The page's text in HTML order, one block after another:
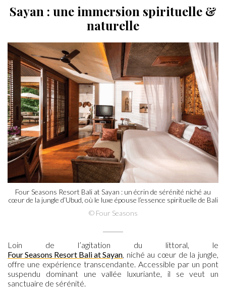
Sayan : une immersion spirituelle &
naturelle
Four Seasons Resort Bali at Sayan : un écrin de sérénité niché au
cœur de la jungle d’Ubud, où le luxe épouse l’essence spirituelle de Bali
© Four Seasons
Loin de l’agitation du littoral, le
Four Seasons Resort Bali at Sayan, niché au cœur de la jungle,
offre une expérience transcendante. Accessible par un pont
suspendu dominant une vallée luxuriante, il se veut un
sanctuaire de sérénité.